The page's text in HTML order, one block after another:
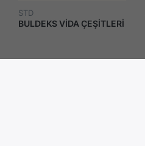
STD
BULDEKS VİDA ÇEŞİTLERİ